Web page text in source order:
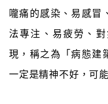
嚨痛的感染、易感冒
法專注、易疲勞、
現，稱之為「病態建
一定是精神不好，可